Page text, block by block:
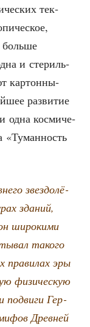
тек­
боль­ше
и сте­риль­
кар­тон­ны­
раз­ви­тие
одна кос­ми­че­
«Туман­ность
звез­до­лё­
зда­ний,
широ­ки­ми
тако­го
пра­ви­лах эры
физи­че­скую
подви­ги Гер­
Древ­ней